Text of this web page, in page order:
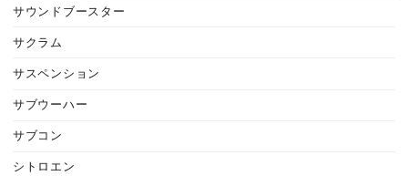
サウンドブースター
サクラム
サスペンション
サブウーハー
サブコン
シトロエン